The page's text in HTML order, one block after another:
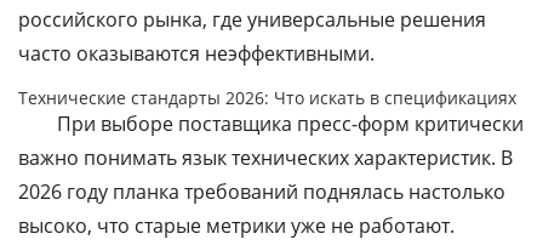
российского рынка, где универсальные решения
часто оказываются неэффективными.
Технические стандарты 2026: Что искать в спецификациях
При выборе поставщика пресс-форм критически
важно понимать язык технических характеристик. В
2026 году планка требований поднялась настолько
высоко, что старые метрики уже не работают.